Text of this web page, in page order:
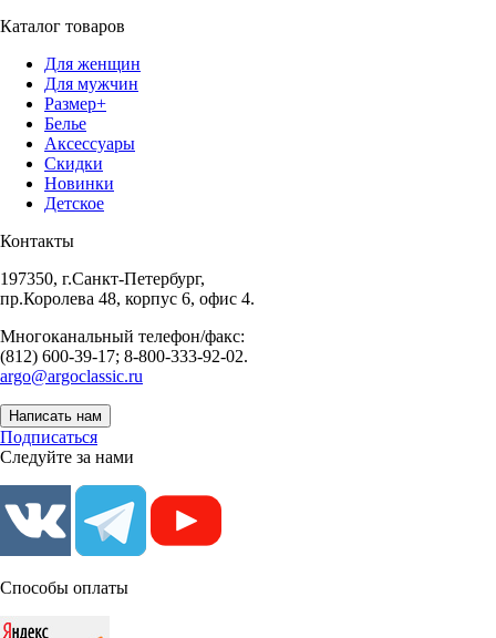
Каталог товаров
Для женщин
Для мужчин
Размер+
Белье
Аксессуары
Скидки
Новинки
Детское
Контакты
197350, г.Санкт-Петербург,
пр.Королева 48, корпус 6, офис 4.
Многоканальный телефон/факс:
(812) 600-39-17; 8-800-333-92-02.
argo@argoclassic.ru
Написать нам
Подписаться
Следуйте за нами
Способы оплаты